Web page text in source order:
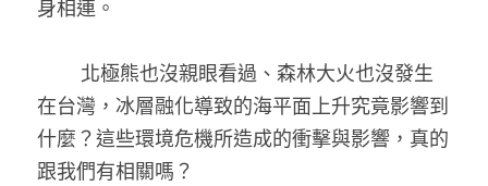
身相連。
在台灣，冰層融化導致的海平面上升究竟影響到
什麼？這些環境危機所造成的衝擊與影響，真的
跟我們有相關嗎？